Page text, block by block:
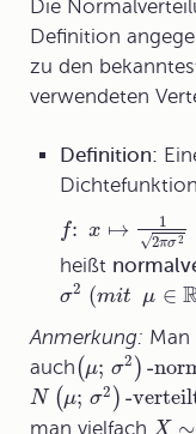
Die
Definition
zu den
verwendeten
Definition:
Dichtefunktion
f: x ↦
1
2πσ2
√
heißt
σ2 (mit μ ∈
Anmerkung: Man
auch(μ; σ2 ) -
N (μ; σ2 ) -
man vielfach X ∼